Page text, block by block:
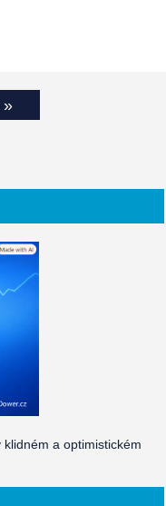
a optimistickém